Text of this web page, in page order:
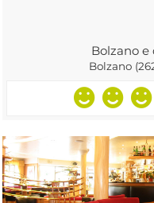
Bolzano
Bolzano